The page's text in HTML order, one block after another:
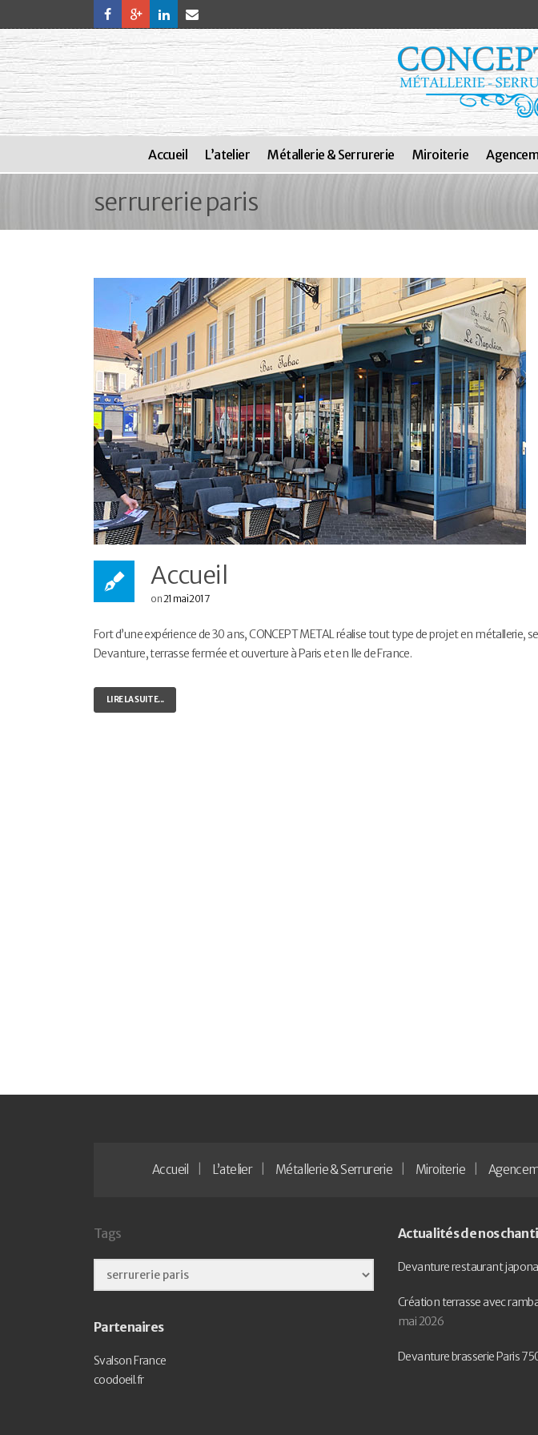
Accueil L’atelier Métallerie & Serrurerie Miroiterie
serrurerie paris
Accueil
on21 mai 2017
Fort d’une expérience de 30 ans, CONCEPT METAL réalise tout type de projet en
Devanture, terrasse fermée et ouverture à Paris et en Ile de France.
LIRE LA SUITE...
Accueil L’atelier Métallerie & Serrurerie Miroiterie
Tags
Partenaires
Svalson France
coodoeil.fr
Actualités de nos
Devanture restaurant
Création terrasse avec
mai 2026
Devanture brasserie Paris